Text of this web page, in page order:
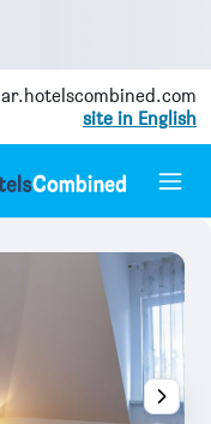
ar.hotelscombined.com
site in English